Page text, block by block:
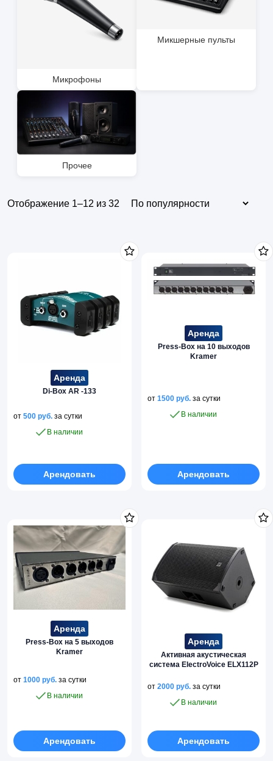
Микрофоны
Микшерные пульты
Прочее
Отображение 1–12 из 32
Аренда
Di-Box AR -133
от 500 руб. за сутки
В наличии
Арендовать
Аренда
Press-Box на 10 выходов
Kramer
от1500руб. за сутки
В наличии
Арендовать
Аренда
Press-Box на 5 выходов
Kramer
от 1000 руб. за сутки
В наличии
Арендовать
Аренда
Активная акустическая
система ElectroVoice ELX112P
от2000руб. за сутки
В наличии
Арендовать